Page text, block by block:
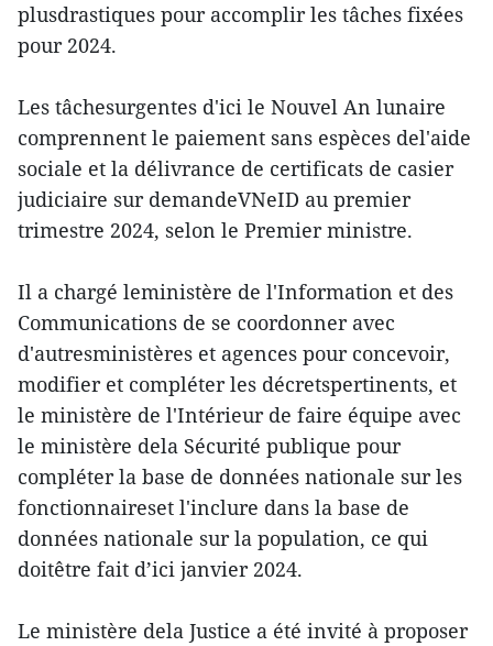
plusdrastiques pour accomplir les tâches fixées
pour 2024.
Les tâchesurgentes d'ici le Nouvel An lunaire
comprennent le paiement sans espèces del'aide
sociale et la délivrance de certificats de casier
judiciaire sur demandeVNeID au premier
trimestre 2024, selon le Premier ministre.
Il a chargé leministère de l'Information et des
Communications de se coordonner avec
d'autresministères et agences pour concevoir,
modifier et compléter les décretspertinents, et
le ministère de l'Intérieur de faire équipe avec
le ministère dela Sécurité publique pour
compléter la base de données nationale sur les
fonctionnaireset l'inclure dans la base de
données nationale sur la population, ce qui
doitêtre fait d’ici janvier 2024.
Le ministère dela Justice a été invité à proposer